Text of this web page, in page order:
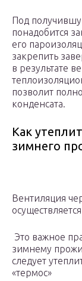
Под
понадобится
его
закрепить
в результате
позволит
конденсата.
Как
зимнего
Вентиляция
Это важное
зимнему
следует
«термос»